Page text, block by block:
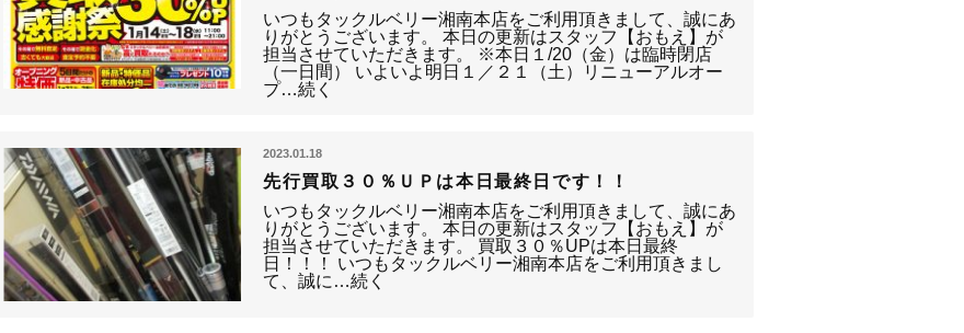
いつもタックルベリー湘南本店をご利用頂きまして、誠にあ
りがとうございます。 本日の更新はスタッフ【おもえ】が
担当させていただきます。 ※本日１/20（金）は臨時閉店
（一日間） いよいよ明日１／２１（土）リニューアルオー
プ…続く
2023.01.18
先行買取３０％ＵＰは本日最終日です！！
いつもタックルベリー湘南本店をご利用頂きまして、誠にあ
りがとうございます。 本日の更新はスタッフ【おもえ】が
担当させていただきます。 買取３０％UPは本日最終
日！！！ いつもタックルベリー湘南本店をご利用頂きまし
て、誠に…続く